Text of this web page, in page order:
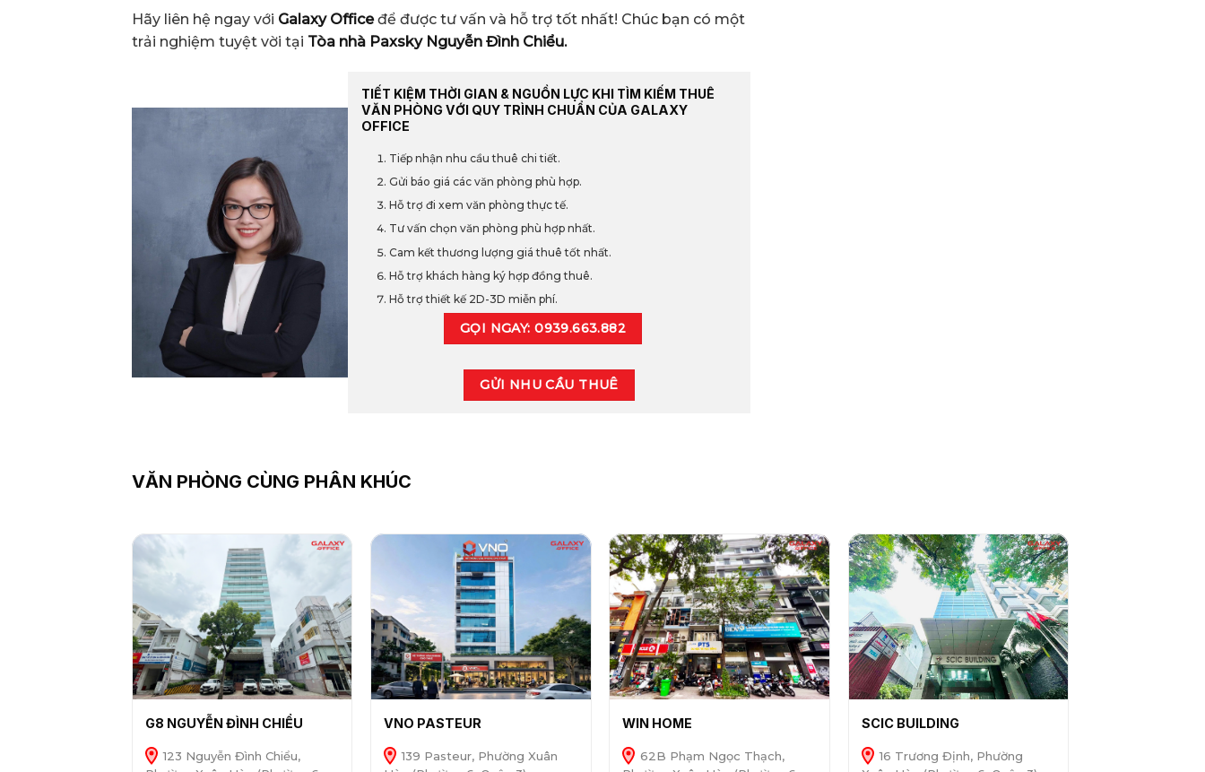
Hãy liên hệ ngay với Galaxy Officeđể được tư vấn và hỗ trợ tốt nhất! Chúc bạn có một
trải nghiệm tuyệt vời tại Tòa nhà Paxsky Nguyễn Đình Chiểu.
TIẾT KIỆM THỜI GIAN & NGUỒN LỰC KHI TÌM KIẾM THUÊ
VĂN PHÒNG VỚI QUY TRÌNH CHUẨN CỦA GALAXY
OFFICE
Tiếp nhận nhu cầu thuê chi tiết.
Gửi báo giá các văn phòng phù hợp.
Hỗ trợ đi xem văn phòng thực tế.
Tư vấn chọn văn phòng phù hợp nhất.
Cam kết thương lượng giá thuê tốt nhất.
Hỗ trợ khách hàng ký hợp đồng thuê.
Hỗ trợ thiết kế 2D-3D miễn phí.
GỌI NGAY: 0939.663.882
GỬI NHU CẦU THUÊ
VĂN PHÒNG CÙNG PHÂN KHÚC
G8 NGUYỄN ĐÌNH CHIỂU
123 Nguyễn Đình Chiểu,
VNO PASTEUR
139 Pasteur, Phường Xuân
WIN HOME
62B Phạm Ngọc Thạch,
SCIC BUILDING
16 Trương Định, Phường